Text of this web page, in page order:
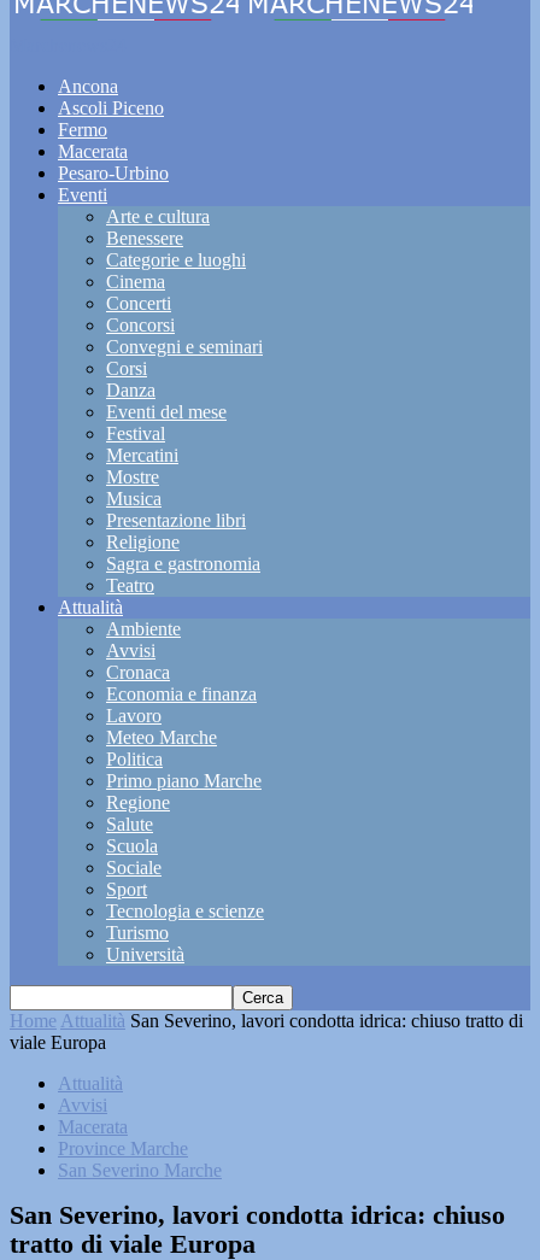
Ancona
Ascoli Piceno
Fermo
Macerata
Pesaro-Urbino
Eventi
Arte e cultura
Benessere
Categorie e luoghi
Cinema
Concerti
Concorsi
Convegni e seminari
Corsi
Danza
Eventi del mese
Festival
Mercatini
Mostre
Musica
Presentazione libri
Religione
Sagra e gastronomia
Teatro
Attualità
Ambiente
Avvisi
Cronaca
Economia e finanza
Lavoro
Meteo Marche
Politica
Primo piano Marche
Regione
Salute
Scuola
Sociale
Sport
Tecnologia e scienze
Turismo
Università
Home Attualità San Severino, lavori condotta idrica: chiuso tratto di
viale Europa
Attualità
Avvisi
Macerata
Province Marche
San Severino Marche
San Severino, lavori condotta idrica: chiuso
tratto di viale Europa